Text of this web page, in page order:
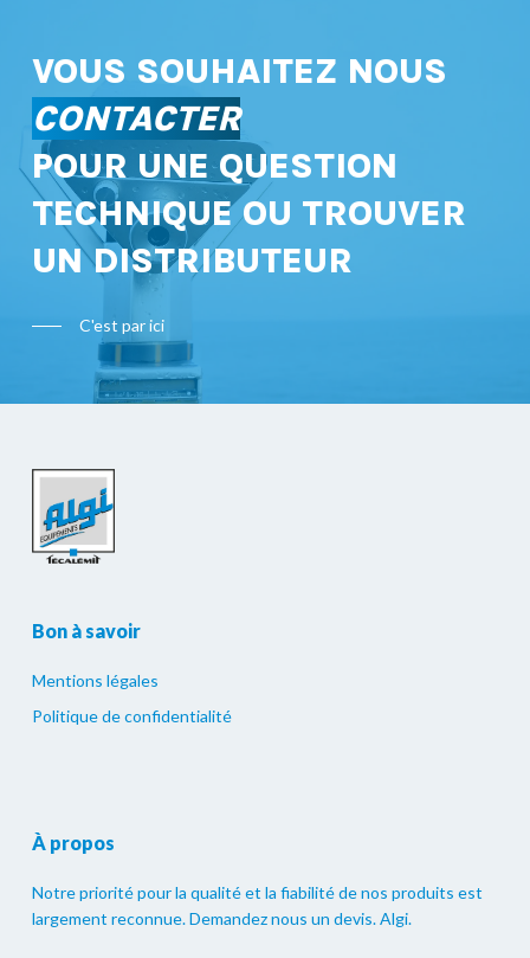
VOUS SOUHAITEZ NOUS
CONTACTER
POUR UNE QUESTION
TECHNIQUE OU TROUVER
UN DISTRIBUTEUR
C'est par ici
Bon à savoir
Mentions légales
Politique de confidentialité
À propos
Notre priorité pour la qualité et la fiabilité de nos produits est
largement reconnue. Demandez nous un devis. Algi.